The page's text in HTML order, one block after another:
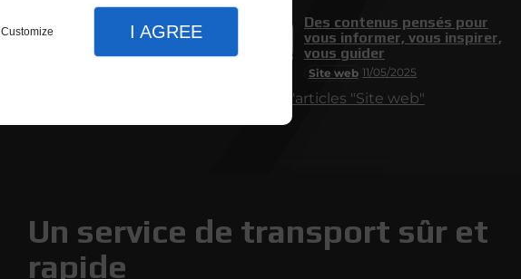
Customize I AGREE
Site web 11/05/2025
Des contenus pensés pour
vous informer, vous inspirer,
vous guider
Plus d'articles "Site web"
Un service de transport sûr et
rapide